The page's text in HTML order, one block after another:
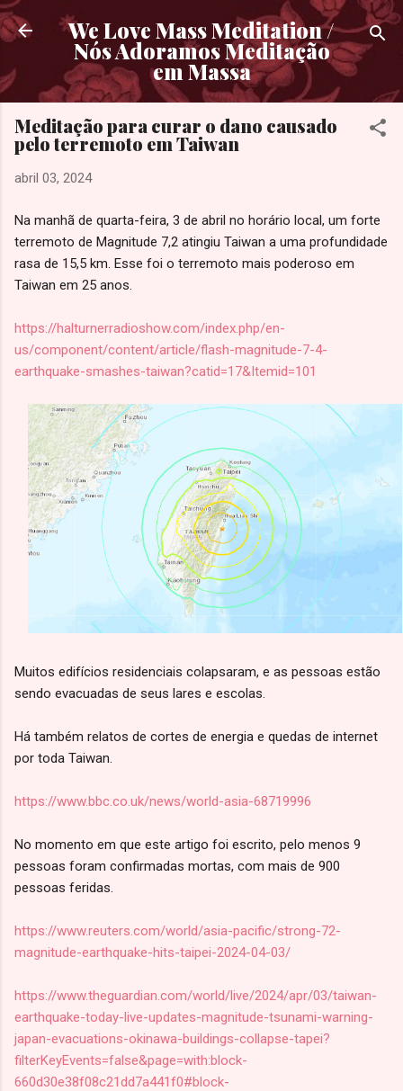
Pular para o conteúdo principal
We Love Mass Meditation /
Nós Adoramos Meditação
em Massa
Meditação para curar o dano causado
pelo terremoto em Taiwan
abril 03, 2024
Na manhã de quarta-feira, 3 de abril no horário local, um forte
terremoto de Magnitude 7,2 atingiu Taiwan a uma profundidade
rasa de 15,5 km. Esse foi o terremoto mais poderoso em
Taiwan em 25 anos.
https://halturnerradioshow.com/index.php/en-
us/component/content/article/flash-magnitude-7-4-
earthquake-smashes-taiwan?catid=17&Itemid=101
Muitos edifícios residenciais colapsaram, e as pessoas estão
sendo evacuadas de seus lares e escolas.
Há também relatos de cortes de energia e quedas de internet
por toda Taiwan.
https://www.bbc.co.uk/news/world-asia-68719996
No momento em que este artigo foi escrito, pelo menos 9
pessoas foram confirmadas mortas, com mais de 900
pessoas feridas.
https://www.reuters.com/world/asia-pacific/strong-72-
magnitude-earthquake-hits-taipei-2024-04-03/
https://www.theguardian.com/world/live/2024/apr/03/taiwan-
earthquake-today-live-updates-magnitude-tsunami-warning-
japan-evacuations-okinawa-buildings-collapse-tapei?
filterKeyEvents=false&page=with:block-
660d30e38f08c21dd7a441f0#block-